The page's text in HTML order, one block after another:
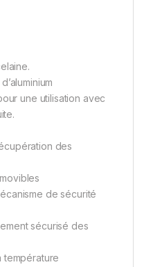
une utilisation avec
des
de sécurité
sécurisé des
température